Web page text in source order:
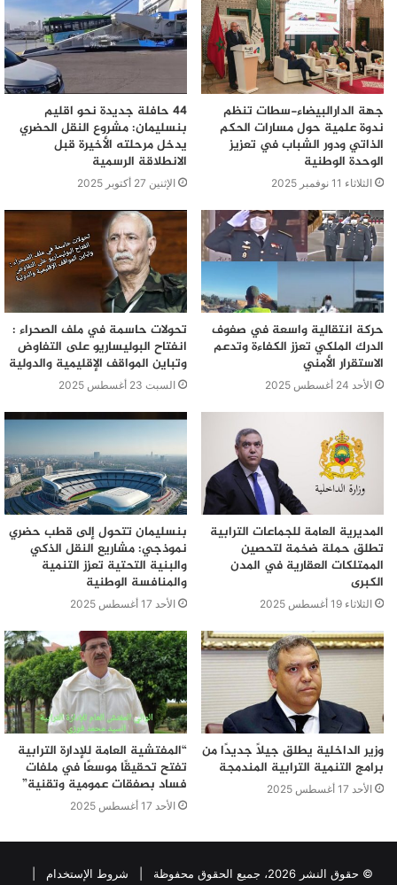
جهة الدارالبيضاء-سطات تنظم
ندوة علمية حول مسارات الحكم
الذاتي ودور الشباب في تعزيز
الوحدة الوطنية
الثلاثاء 11 نوفمبر 2025
44 حافلة جديدة نحو اقليم
بنسليمان: مشروع النقل الحضري
يدخل مرحلته الأخيرة قبل
الانطلاقة الرسمية
الإثنين 27 أكتوبر 2025
حركة انتقالية واسعة في صفوف
الدرك الملكي تعزز الكفاءة وتدعم
الاستقرار الأمني
الأحد 24 أغسطس 2025
تحولات حاسمة في ملف الصحراء :
انفتاح البوليساريو على التفاوض
وتباين المواقف الإقليمية والدولية
السبت 23 أغسطس 2025
المديرية العامة للجماعات الترابية
تطلق حملة ضخمة لتحصين
الممتلكات العقارية في المدن
الكبرى
الثلاثاء 19 أغسطس 2025
بنسليمان تتحول إلى قطب حضري
نموذجي: مشاريع النقل الذكي
والبنية التحتية تعزز التنمية
والمنافسة الوطنية
الأحد 17 أغسطس 2025
وزير الداخلية يطلق جيلًا جديدًا من
برامج التنمية الترابية المندمجة
الأحد 17 أغسطس 2025
“المفتشية العامة للإدارة الترابية
تفتح تحقيقًا موسعًا في ملفات
فساد بصفقات عمومية وتقنية”
الأحد 17 أغسطس 2025
© حقوق النشر 2026، جميع الحقوق محفوظة | شروط الإستخدام